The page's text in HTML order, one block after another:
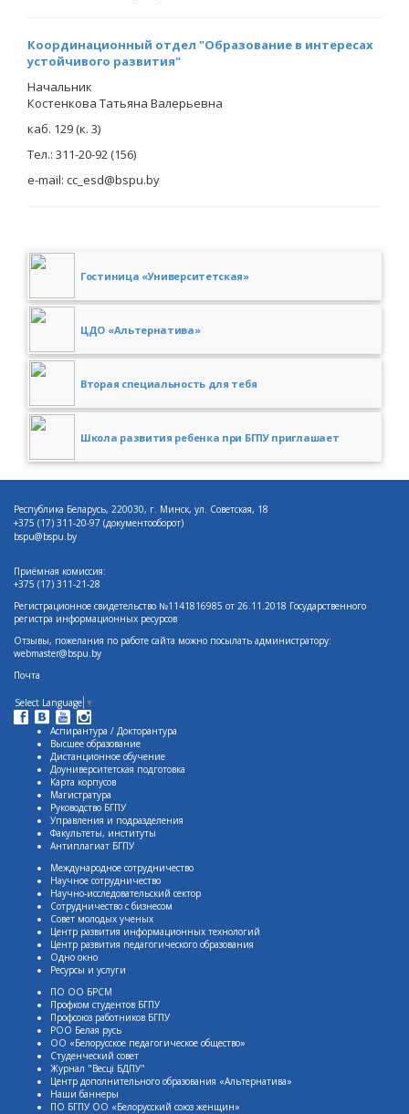
Координационный отдел "Образование в интересах
устойчивого развития"
Начальник
Костенкова Татьяна Валерьевна
каб. 129 (к. 3)
Тел.: 311-20-92 (156)
e-mail: cc_esd@bspu.by
Гостиница «Университетская»
ЦДО «Альтернатива»
Вторая специальность для тебя
Школа развития ребенка при БГПУ приглашает
Республика Беларусь, 220030, г. Минск, ул. Советская, 18
+375 (17) 311-20-97 (документооборот)
bspu@bspu.by
Приёмная комиссия:
+375 (17) 311-21-28
Регистрационное свидетельство №1141816985 от 26.11.2018 Государственного
регистра информационных ресурсов
Отзывы, пожелания по работе сайта можно посылать администратору:
webmaster@bspu.by
Почта
Select Language ▼
Аспирантура / Докторантура
Высшее образование
Дистанционное обучение
Доуниверситетская подготовка
Карта корпусов
Магистратура
Руководство БГПУ
Управления и подразделения
Факультеты, институты
Антиплагиат БГПУ
Международное сотрудничество
Научное сотрудничество
Научно-исследовательский сектор
Сотрудничество с бизнесом
Совет молодых ученых
Центр развития информационных технологий
Центр развития педагогического образования
Одно окно
Ресурсы и услуги
ПО ОО БРСМ
Профком студентов БГПУ
Профсоюз работников БГПУ
РОО Белая русь
ОО «Белорусское педагогическое общество»
Студенческий совет
Журнал "Весцi БДПУ"
Центр дополнительного образования «Альтернатива»
Наши баннеры
ПО БГПУ ОО «Белорусский союз женщин»